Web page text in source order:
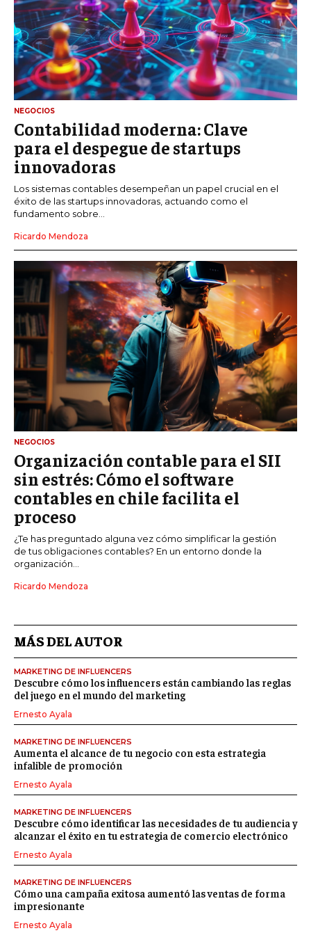
NEGOCIOS
Contabilidad moderna: Clave
para el despegue de startups
innovadoras
Los sistemas contables desempeñan un papel crucial en el
éxito de las startups innovadoras, actuando como el
fundamento sobre...
Ricardo Mendoza
NEGOCIOS
Organización contable para el SII
sin estrés: Cómo el software
contables en chile facilita el
proceso
¿Te has preguntado alguna vez cómo simplificar la gestión
de tus obligaciones contables? En un entorno donde la
organización...
Ricardo Mendoza
MÁS DEL AUTOR
MARKETING DE INFLUENCERS
Descubre cómo los influencers están cambiando las reglas
del juego en el mundo del marketing
Ernesto Ayala
MARKETING DE INFLUENCERS
Aumenta el alcance de tu negocio con esta estrategia
infalible de promoción
Ernesto Ayala
MARKETING DE INFLUENCERS
Descubre cómo identificar las necesidades de tu audiencia y
alcanzar el éxito en tu estrategia de comercio electrónico
Ernesto Ayala
MARKETING DE INFLUENCERS
Cómo una campaña exitosa aumentó las ventas de forma
impresionante
Ernesto Ayala